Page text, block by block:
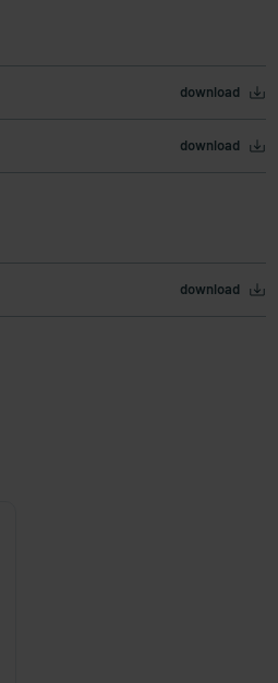
download
download
download